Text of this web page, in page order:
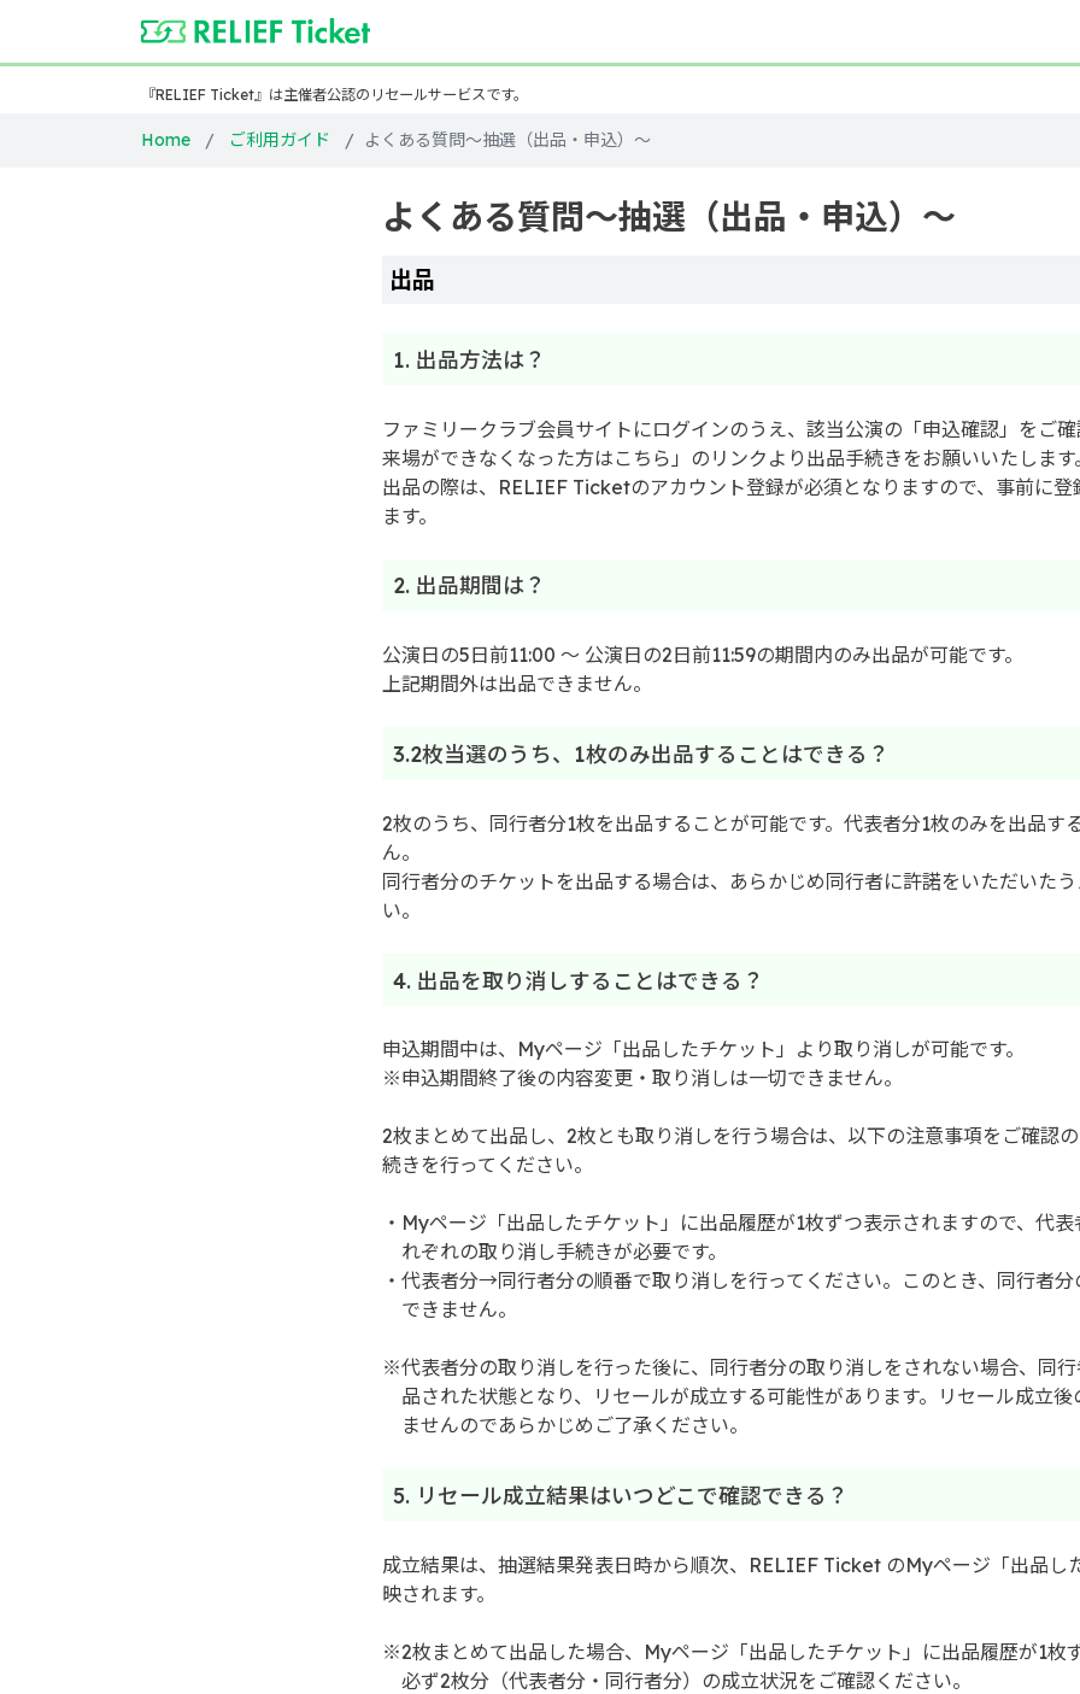
『RELIEF Ticket』は主催者公認のリセールサービスです。
Home ご利用ガイド よくある質問～抽選（出品・申込）～
よくある質問～抽選（出品・申込）～
出品
1. 出品方法は？
ファミリークラブ会員サイトにログインのうえ、該当公演の「申込確認」をご
来場ができなくなった方はこちら」のリンクより出品手続きをお願いいたします。
出品の際は、RELIEF Ticketのアカウント登録が必須となりますので、事前に登
ます。
2. 出品期間は？
公演日の5日前11:00 ～ 公演日の2日前11:59の期間内のみ出品が可能です。
上記期間外は出品できません。
3.2枚当選のうち、1枚のみ出品することはできる？
2枚のうち、同行者分1枚を出品することが可能です。代表者分1枚のみを出品す
ん。
同行者分のチケットを出品する場合は、あらかじめ同行者に許諾をいただいた
い。
4. 出品を取り消しすることはできる？
申込期間中は、Myページ「出品したチケット」より取り消しが可能です。
※申込期間終了後の内容変更・取り消しは一切できません。
2枚まとめて出品し、2枚とも取り消しを行う場合は、以下の注意事項をご確認
続きを行ってください。
・Myページ「出品したチケット」に出品履歴が1枚ずつ表示されますので、代
れぞれの取り消し手続きが必要です。
・代表者分→同行者分の順番で取り消しを行ってください。このとき、同行者
できません。
※代表者分の取り消しを行った後に、同行者分の取り消しをされない場合、同
品された状態となり、リセールが成立する可能性があります。リセール成立後
ませんのであらかじめご了承ください。
5. リセール成立結果はいつどこで確認できる？
成立結果は、抽選結果発表日時から順次、RELIEF Ticket のMyページ「出品し
映されます。
※2枚まとめて出品した場合、Myページ「出品したチケット」に出品履歴が1枚
必ず2枚分（代表者分・同行者分）の成立状況をご確認ください。